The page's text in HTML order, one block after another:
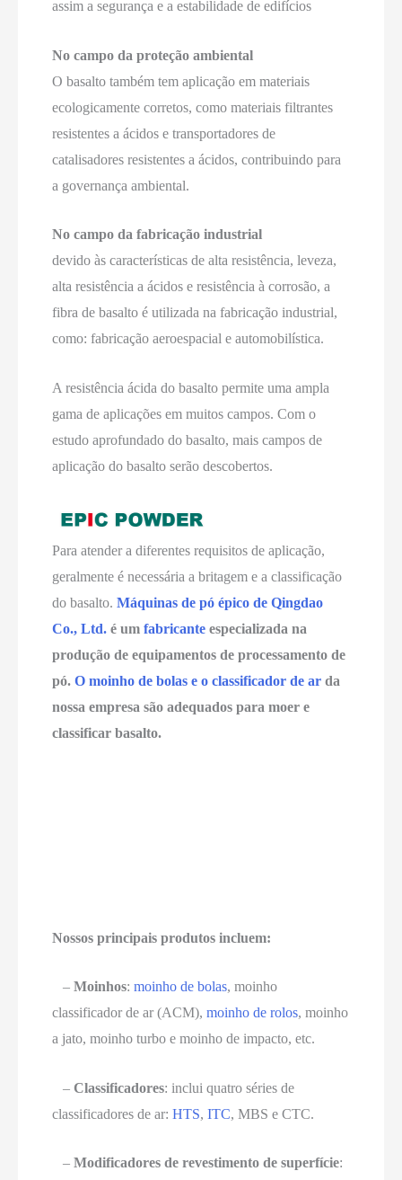
assim a segurança e a estabilidade de edifícios
No campo da proteção ambiental
O basalto também tem aplicação em materiais
ecologicamente corretos, como materiais filtrantes
resistentes a ácidos e transportadores de
catalisadores resistentes a ácidos, contribuindo para
a governança ambiental.
No campo da fabricação industrial
devido às características de alta resistência, leveza,
alta resistência a ácidos e resistência à corrosão, a
fibra de basalto é utilizada na fabricação industrial,
como: fabricação aeroespacial e automobilística.
A resistência ácida do basalto permite uma ampla
gama de aplicações em muitos campos. Com o
estudo aprofundado do basalto, mais campos de
aplicação do basalto serão descobertos.
Para atender a diferentes requisitos de aplicação,
geralmente é necessária a britagem e a classificação
do basalto. Máquinas de pó épico de Qingdao
Co., Ltd. é umfabricante especializada na
produção de equipamentos de processamento de
pó.O moinho de bolas e o classificador de ar da
nossa empresa são adequados para moer e
classificar basalto.
Nossos principais produtos incluem:
–Moinhos:moinho de bolas, moinho
classificador de ar (ACM),moinho de rolos, moinho
a jato, moinho turbo e moinho de impacto, etc.
–Classificadores: inclui quatro séries de
classificadores de ar:HTS,ITC, MBS e CTC.
–Modificadores de revestimento de superfície: